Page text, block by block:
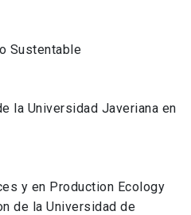
Sustentable
la Universidad Javeriana en
y en Production Ecology
de la Universidad de